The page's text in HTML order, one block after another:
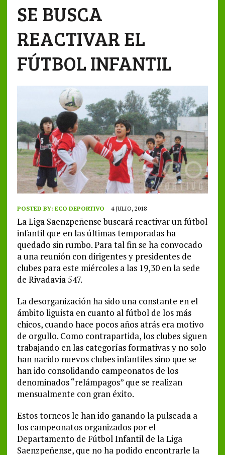
SE BUSCA
REACTIVAR EL
FÚTBOL INFANTIL
POSTED BY: ECO DEPORTIVO 4 JULIO, 2018
La Liga Saenzpeñense buscará reactivar un fútbol
infantil que en las últimas temporadas ha
quedado sin rumbo. Para tal fin se ha convocado
a una reunión con dirigentes y presidentes de
clubes para este miércoles a las 19,30 en la sede
de Rivadavia 547.
La desorganización ha sido una constante en el
ámbito liguista en cuanto al fútbol de los más
chicos, cuando hace pocos años atrás era motivo
de orgullo. Como contrapartida, los clubes siguen
trabajando en las categorías formativas y no solo
han nacido nuevos clubes infantiles sino que se
han ido consolidando campeonatos de los
denominados “relámpagos” que se realizan
mensualmente con gran éxito.
Estos torneos le han ido ganando la pulseada a
los campeonatos organizados por el
Departamento de Fútbol Infantil de la Liga
Saenzpeñense, que no ha podido encontrarle la